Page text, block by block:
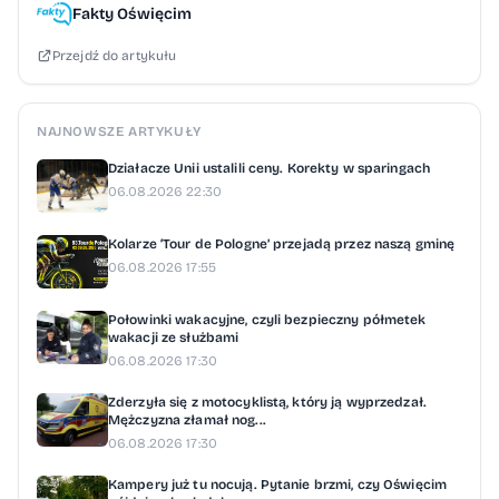
Hejnał oraz jego bezpośrednie otoczenie są
objęte zakazem lotów bezzałogowych
z przepisów prawa Unii Europejskiej, które
zabraniają wykonywania lotów nad
zgromadzeniami osób. Wyjątek stanowi
przygotowania oficjalnej relacji wideo
z wydarzenia. Dom Kultury w Kętach i Gmina
Kęty podkreślają, że priorytetem jest
bezpieczeństwo uczestników. Ze sceny
dotyczące zasad bezpieczeństwa, lokalizacji
punktu medycznego oraz miejsc, w których
dostępna jest darmowa woda pitna.
Fakty Oświęcim
Przejdź do artykułu
NAJNOWSZE ARTYKUŁY
Działacze Unii ustalili ceny. Korekty w sparingach
06.08.2026 22:30
Kolarze ‘Tour de Pologne’ przejadą przez naszą gminę
06.08.2026 17:55
Połowinki wakacyjne, czyli bezpieczny półmetek
wakacji ze służbami
06.08.2026 17:30
Zderzyła się z motocyklistą, który ją wyprzedzał.
Mężczyzna złamał nog...
06.08.2026 17:30
Kampery już tu nocują. Pytanie brzmi, czy Oświęcim